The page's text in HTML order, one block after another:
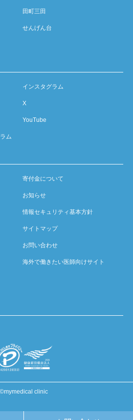
田町三田
せんげん台
インスタグラム
X
YouTube
ム
寄付金について
お知らせ
情報セキュリティ基本方針
サイトマップ
お問い合わせ
海外で働きたい医師向けサイト
©mymedical clinic